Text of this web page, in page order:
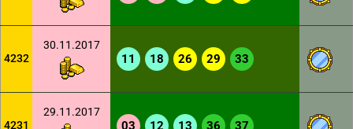
4232
30.11.2017
11 18 26 29 33
4231
29.11.2017
03 12 13 36 37